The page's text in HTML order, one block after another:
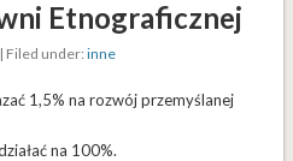
Etnograficznej
| Filed under:inne
1,5% na rozwój przemyślanej
na 100%.